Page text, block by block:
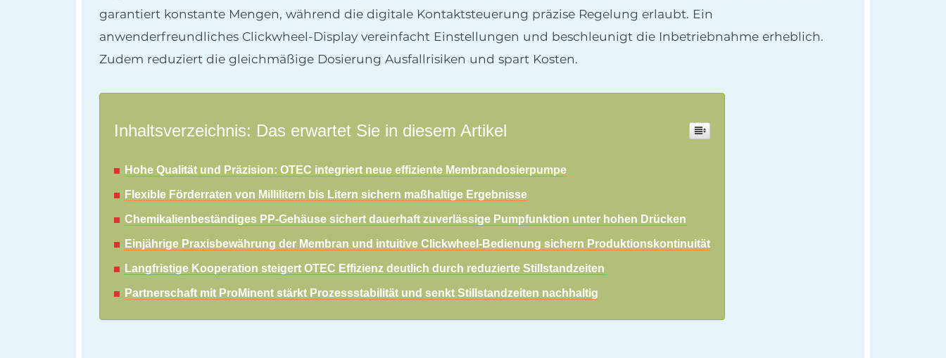
garantiert konstante Mengen, während die digitale Kontaktsteuerung präzise Regelung erlaubt. Ein
anwenderfreundliches Clickwheel-Display vereinfacht Einstellungen und beschleunigt die Inbetriebnahme erheblich.
Zudem reduziert die gleichmäßige Dosierung Ausfallrisiken und spart Kosten.
Inhaltsverzeichnis: Das erwartet Sie in diesem Artikel
Hohe Qualität und Präzision: OTEC integriert neue effiziente Membrandosierpumpe
Flexible Förderraten von Millilitern bis Litern sichern maßhaltige Ergebnisse
Chemikalienbeständiges PP-Gehäuse sichert dauerhaft zuverlässige Pumpfunktion unter hohen Drücken
Einjährige Praxisbewährung der Membran und intuitive Clickwheel-Bedienung sichern Produktionskontinuität
Langfristige Kooperation steigert OTEC Effizienz deutlich durch reduzierte Stillstandzeiten
Partnerschaft mit ProMinent stärkt Prozessstabilität und senkt Stillstandzeiten nachhaltig